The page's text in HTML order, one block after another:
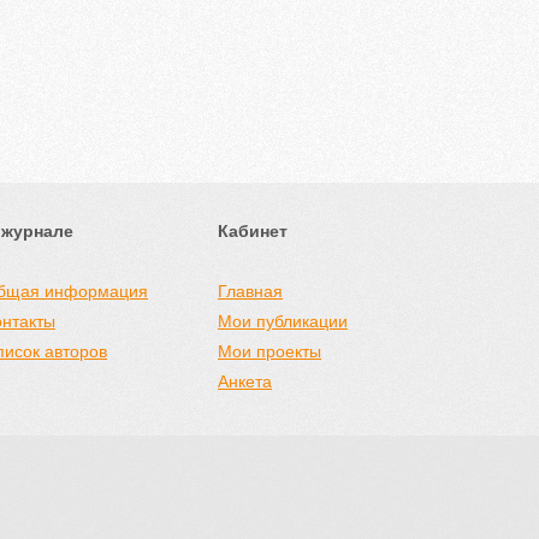
информация
авторов
Кабинет
Главная
Мои публикации
Мои проекты
Анкета